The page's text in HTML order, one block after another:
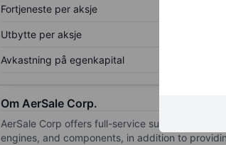
Fortjeneste per aksje
Utbytte per aksje
Avkastning på egenkapital
Om AerSale Corp.
AerSale Corp offers full-service support to
engines, and components, in addition to